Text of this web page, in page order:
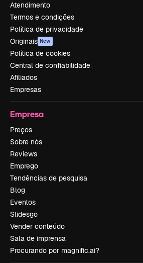
Atendimento
Termos e condições
Política de privacidade
Originais New
Política de cookies
Central de confiabilidade
Afiliados
Empresas
Empresa
Preços
Sobre nós
Reviews
Emprego
Tendências de pesquisa
Blog
Eventos
Slidesgo
Vender conteúdo
Sala de imprensa
Procurando por magnific.ai?